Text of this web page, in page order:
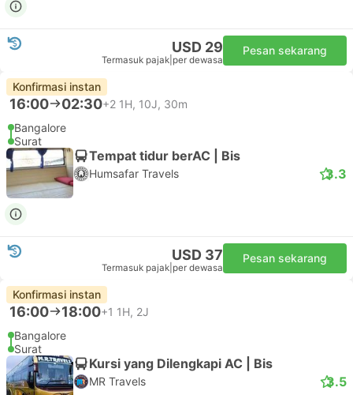
USD 29
Termasuk pajak per dewasa
Pesan sekarang
Konfirmasi instan
16:00 02:30+2 1H, 10J, 30m
Bangalore
Surat
Tempat tidur berAC | Bis
Humsafar Travels 3.3
USD 37
Termasuk pajak per dewasa
Pesan sekarang
Konfirmasi instan
16:00 18:00+1 1H, 2J
Bangalore
Surat
Kursi yang Dilengkapi AC | Bis
MR Travels 3.5